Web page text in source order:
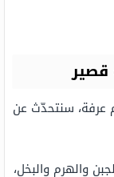
قصير
عرفة، سنتحدّث عن
والهرم والبخل،